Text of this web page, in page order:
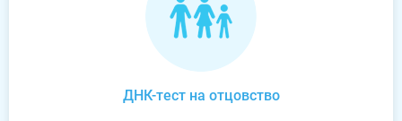
ДНК-тест на отцовство